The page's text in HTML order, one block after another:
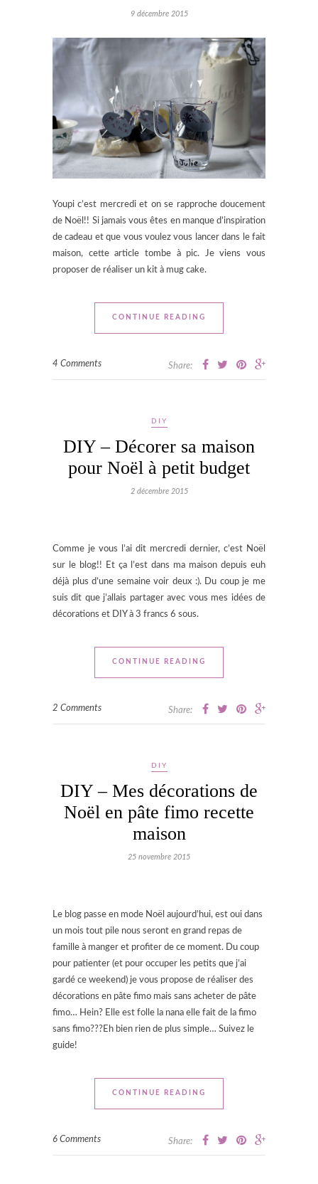
9 décembre 2015
Youpi c’est mercredi et on se rapproche doucement
de Noël!! Si jamais vous êtes en manque d’inspiration
de cadeau et que vous voulez vous lancer dans le fait
maison, cette article tombe à pic. Je viens vous
proposer de réaliser un kit à mug cake.
CONTINUE READING
4 Comments Share:
DIY
DIY – Décorer sa maison
pour Noël à petit budget
2 décembre 2015
Comme je vous l’ai dit mercredi dernier, c’est Noël
sur le blog!! Et ça l’est dans ma maison depuis euh
déjà plus d’une semaine voir deux :). Du coup je me
suis dit que j’allais partager avec vous mes idées de
décorations et DIY à 3 francs 6 sous.
CONTINUE READING
2 Comments Share:
DIY
DIY – Mes décorations de
Noël en pâte fimo recette
maison
25 novembre 2015
Le blog passe en mode Noël aujourd’hui, est oui dans
un mois tout pile nous seront en grand repas de
famille à manger et profiter de ce moment. Du coup
pour patienter (et pour occuper les petits que j’ai
gardé ce weekend) je vous propose de réaliser des
décorations en pâte fimo mais sans acheter de pâte
fimo… Hein? Elle est folle la nana elle fait de la fimo
sans fimo???Eh bien rien de plus simple… Suivez le
guide!
CONTINUE READING
6 Comments Share: